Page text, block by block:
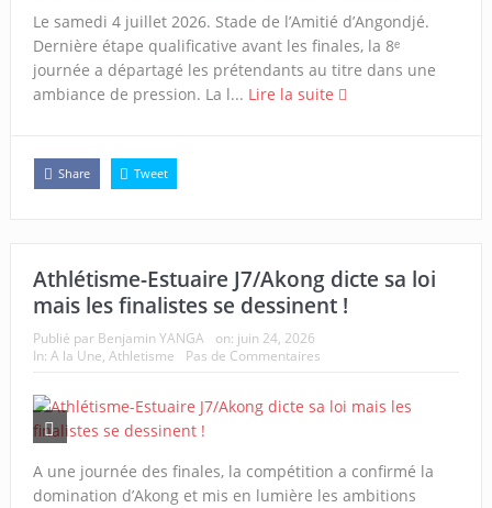
Le samedi 4 juillet 2026. Stade de l’Amitié d’Angondjé.
Dernière étape qualificative avant les finales, la 8ᵉ
journée a départagé les prétendants au titre dans une
ambiance de pression. La l... Lire la suite
Share Tweet
Athlétisme-Estuaire J7/Akong dicte sa loi
mais les finalistes se dessinent !
Publié par Benjamin YANGA on: juin 24, 2026
In: A la Une, Athletisme Pas de Commentaires
A une journée des finales, la compétition a confirmé la
domination d’Akong et mis en lumière les ambitions